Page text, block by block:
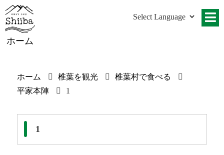
ホーム
ホーム 椎葉を観光
椎葉村で食べる
平家本陣
1
1